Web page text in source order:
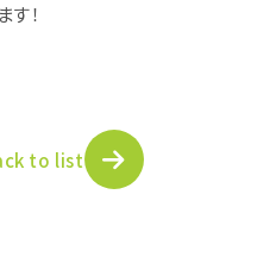
！
to list